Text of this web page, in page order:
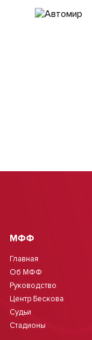
МФФ
Главная
Об МФФ
Руководство
Центр Бескова
Судьи
Стадионы